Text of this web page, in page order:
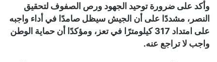
وأكد على ضرورة توحيد الجهود ورص الصفوف لتحقيق
النصر، مشددًا على أن الجيش سيظل صامدًا في أداء واجبه
على امتداد 317 كيلومترًا في تعز، ومؤكدًا أن حماية الوطن
واجب لا تراجع عنه.